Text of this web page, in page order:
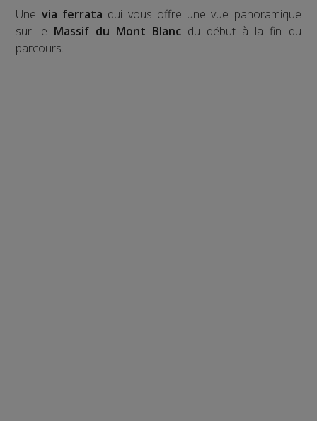
Une via ferrata qui vous offre une vue panoramique
sur le Massif du Mont Blancdu début à la fin du
parcours.